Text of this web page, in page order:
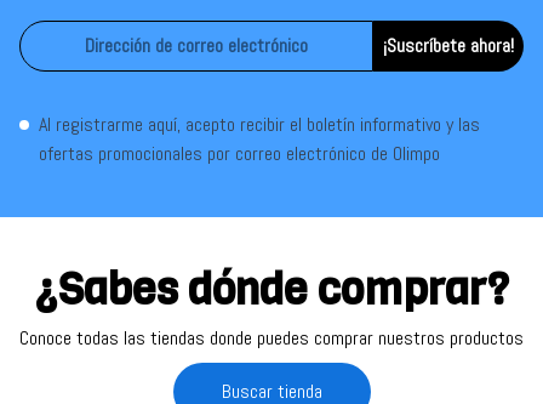
¡Suscríbete ahora!
Al registrarme aquí, acepto recibir el boletín informativo y las
ofertas promocionales por correo electrónico de Olimpo
¿Sabes dónde comprar?
Conoce todas las tiendas donde puedes comprar nuestros productos
Buscar tienda